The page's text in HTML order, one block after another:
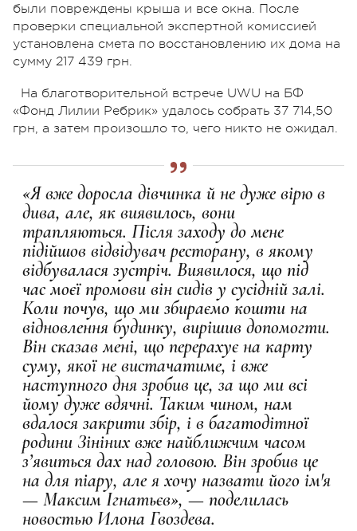
были повреждены крыша и все окна. После
проверки специальной экспертной комиссией
установлена ​​смета по восстановлению их дома на
сумму 217 439 грн.
На благотворительной встрече UWU на БФ
«Фонд Лилии Ребрик» удалось собрать 37 714,50
грн, а затем произошло то, чего никто не ожидал.
«Я вже доросла дівчинка й не дуже вірю в
дива, але, як виявилось, вони
трапляються. Після заходу до мене
підійшов відвідувач ресторану, в якому
відбувалася зустріч. Виявилося, що під
час моєї промови він сидів у сусідній залі.
Коли почув, що ми збираємо кошти на
відновлення будинку, вирішив допомогти.
Він сказав мені, що перерахує на карту
суму, якої не вистачатиме, і вже
наступного дня зробив це, за що ми всі
йому дуже вдячні. Таким чином, нам
вдалося закрити збір, і в багатодітної
родини Зініних вже найближчим часом
з’явиться дах над головою. Він зробив це
на для піару, але я хочу назвати його ім'я
— Максим Ігнатьєв», — поделилась
новостью Илона Гвоздева.